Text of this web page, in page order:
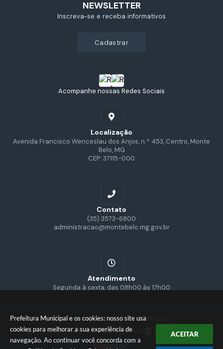
Prefeitura Municipal e os cookies: nosso site usa
cookies para melhorar a sua experiência de
navegação. Ao continuar você concorda com a
ACEITAR
Acompanhe nossas Redes Sociais
Localização
Avenida Francisco Wenceslau dos Anjos, n.º 453, Centro, Monte
Belo, MG
CEP: 37115-000
Contato
(35) 3573-6800
administracao@montebelo.mg.gov.br
Atendimento
Segunda à sexta, das 08h00 às 17h00
NEWSLETTER
Inscreva-se e receba informativos
cadastrar
Versão do Sistema:3.5.3 - 19/06/2026
Portal atualizado em:07/08/2026 15:33 Dados Abertos